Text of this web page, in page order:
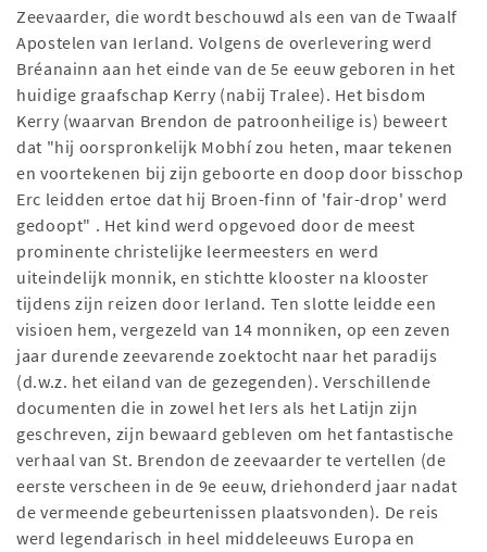
Zeevaarder, die wordt beschouwd als een van de Twaalf
Apostelen van Ierland. Volgens de overlevering werd
Bréanainn aan het einde van de 5e eeuw geboren in het
huidige graafschap Kerry (nabij Tralee). Het bisdom
Kerry (waarvan Brendon de patroonheilige is) beweert
dat "hij oorspronkelijk Mobhí zou heten, maar tekenen
en voortekenen bij zijn geboorte en doop door bisschop
Erc leidden ertoe dat hij Broen-finn of 'fair-drop' werd
gedoopt" . Het kind werd opgevoed door de meest
prominente christelijke leermeesters en werd
uiteindelijk monnik, en stichtte klooster na klooster
tijdens zijn reizen door Ierland. Ten slotte leidde een
visioen hem, vergezeld van 14 monniken, op een zeven
jaar durende zeevarende zoektocht naar het paradijs
(d.w.z. het eiland van de gezegenden). Verschillende
documenten die in zowel het Iers als het Latijn zijn
geschreven, zijn bewaard gebleven om het fantastische
verhaal van St. Brendon de zeevaarder te vertellen (de
eerste verscheen in de 9e eeuw, driehonderd jaar nadat
de vermeende gebeurtenissen plaatsvonden). De reis
werd legendarisch in heel middeleeuws Europa en